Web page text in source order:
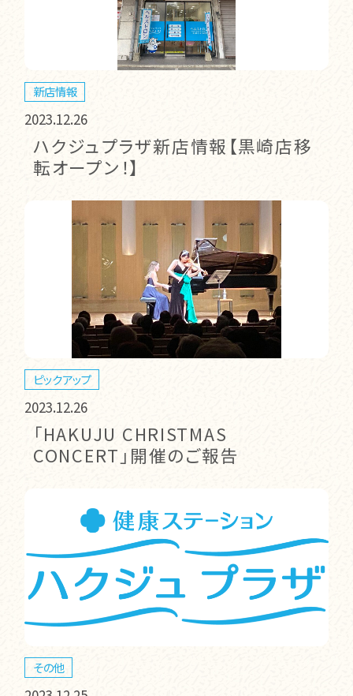
新店情報
2023.12.26
ハクジュプラザ新店情報【黒崎店移
転オープン！】
ピックアップ
2023.12.26
「HAKUJU CHRISTMAS
CONCERT」開催のご報告
その他